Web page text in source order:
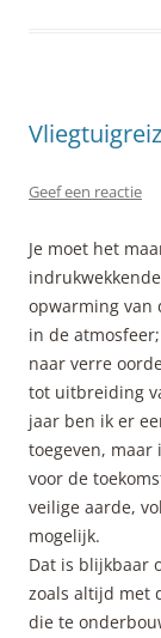
Geef een reactie
Je moet het
opwarming van
in de
naar verre
tot uitbreiding
jaar ben ik er
toegeven, maar
voor de
veilige aarde,
mogelijk.
Dat is blijkbaar
zoals altijd met
die te